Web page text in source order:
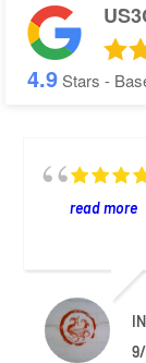
4.9Stars -
read more